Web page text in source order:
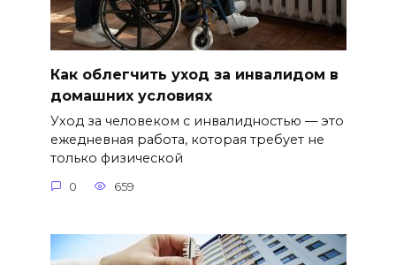
Как облегчить уход за инвалидом в
домашних условиях
Уход за человеком с инвалидностью — это
ежедневная работа, которая требует не
только физической
0 659